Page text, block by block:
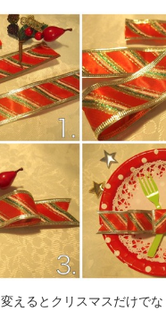
えるとクリスマスだけで